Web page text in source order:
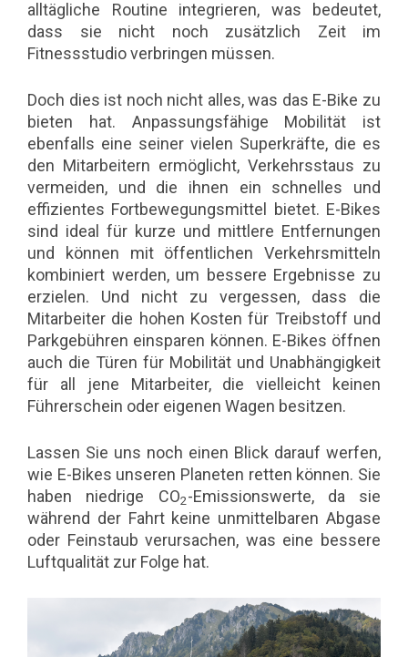
alltägliche Routine integrieren, was bedeutet,
dass sie nicht noch zusätzlich Zeit im
Fitnessstudio verbringen müssen.
Doch dies ist noch nicht alles, was das E-Bike zu
bieten hat. Anpassungsfähige Mobilität ist
ebenfalls eine seiner vielen Superkräfte, die es
den Mitarbeitern ermöglicht, Verkehrsstaus zu
vermeiden, und die ihnen ein schnelles und
effizientes Fortbewegungsmittel bietet. E-Bikes
sind ideal für kurze und mittlere Entfernungen
und können mit öffentlichen Verkehrsmitteln
kombiniert werden, um bessere Ergebnisse zu
erzielen. Und nicht zu vergessen, dass die
Mitarbeiter die hohen Kosten für Treibstoff und
Parkgebühren einsparen können. E-Bikes öffnen
auch die Türen für Mobilität und Unabhängigkeit
für all jene Mitarbeiter, die vielleicht keinen
Führerschein oder eigenen Wagen besitzen.
Lassen Sie uns noch einen Blick darauf werfen,
wie E-Bikes unseren Planeten retten können. Sie
haben niedrige CO2-Emissionswerte, da sie
während der Fahrt keine unmittelbaren Abgase
oder Feinstaub verursachen, was eine bessere
Luftqualität zur Folge hat.